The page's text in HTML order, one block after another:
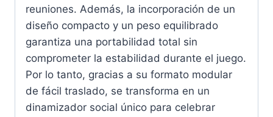
reuniones. Además, la incorporación de un
diseño compacto y un peso equilibrado
garantiza una portabilidad total sin
comprometer la estabilidad durante el juego.
Por lo tanto, gracias a su formato modular
de fácil traslado, se transforma en un
dinamizador social único para celebrar